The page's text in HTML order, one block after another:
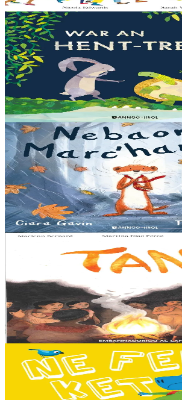
Er stok13,00 €
3 bloaz hag ouzhpenn
Bannoù-heol
War an hent-treuz
Piv a oar peseurt loened a c’haller gwelet er
o serriñ ?... N’eus krokodil ebet avat. Peursur
ket ken sur he mignoned...
Er stok13,00 €
3 bloaz hag ouzhpenn
Bannoù-heol
Nebaon, Marc'harid !
An avel, ar glav... Ne blij ket tamm enet da
Spontet-mik e vez bewech zoken. Daoust ha
nevez, a zeuio a-benn da lakaat...
Er stok13,00 €
8 vloaz hag ouzhpenn
E penn uhelañ an torgennoù glas, lec'h ma
gant latar ar beurevezhioù disafar, eo kludet ar
anvet Sakamch'en. En tu all...
Er stok 11,00 €
3 bloaz hag ouzhpenn
Bannoù-heol
Ne fell ket din mont d'ar skol !